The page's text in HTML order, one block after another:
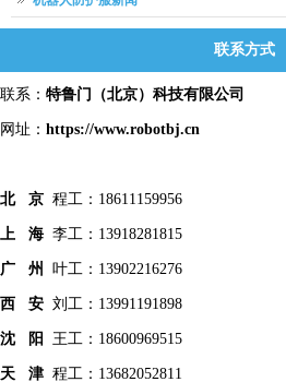
联系方式
联系： 特鲁门 （北京）科技有限公司
网址： https://www.robotbj.cn
北 京 程工：18611159956
上 海 李工：13918281815
广 州 叶工：13902216276
西 安 刘工：13991191898
沈 阳 王工：18600969515
天 津 程工：13682052811